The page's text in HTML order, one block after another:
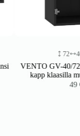
40
VENTO GV-40/72
kapp klaasilla